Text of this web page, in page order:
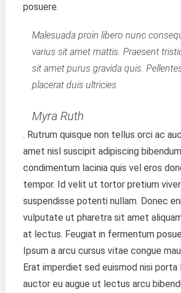
posuere.
Malesuada proin libero nunc
varius sit amet mattis. Praesent
sit amet purus gravida quis.
placerat duis ultricies
Myra Ruth
. Rutrum quisque non tellus orci ac
amet nisl suscipit adipiscing
condimentum lacinia quis vel eros
tempor. Id velit ut tortor pretium
suspendisse potenti nullam. Donec
vulputate ut pharetra sit amet
at lectus. Feugiat in fermentum
Ipsum a arcu cursus vitae congue
Erat imperdiet sed euismod nisi porta
auctor eu augue ut lectus arcu